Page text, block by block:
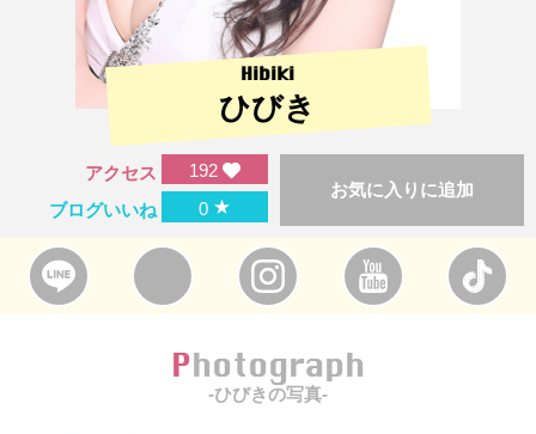
Hibiki
ひびき
アクセス
192
ブログいいね
0 ★
お気に入りに追加
Photograph
-ひびきの写真-